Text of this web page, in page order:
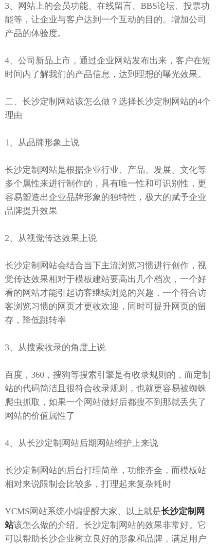
3、网站上的会员功能、在线留言、BBS论坛、投票功
能等，让企业与客户达到一个互动的目的。增加公司
产品的体验度。
4、公司新品上市，通过企业网站发布出来，客户在短
时间内了解我们的产品信息，达到理想的曝光效果。
二、长沙定制网站该怎么做？选择长沙定制网站的4个
理由
1、从品牌形象上说
长沙定制网站是根据企业行业、产品、发展、文化等
多个属性来进行制作的，具有唯一性和可识别性，更
容易塑造出企业品牌形象的独特性，极大的赋予企业
品牌提升效果
2、从视觉传达效果上说
长沙定制网站会结合当下主流浏览习惯进行创作，视
觉传达效果相对于模板建站要高出几个档次，一个好
看的网站才能引起访客继续浏览的兴趣，一个符合访
客浏览习惯的网页才更收欢迎，同时可提升网页的留
存，降低跳转率
3、从搜索收录的角度上说
百度，360，搜狗等搜索引擎是有收录规则的，而定制
站的代码简洁且很符合收录规则，也就更容易被蜘蛛
爬虫抓取，如果一个网站做好后都搜不到那就丢失了
网站的价值属性了
4、从长沙定制网站后期网站维护上来说
长沙定制网站的后台打理简单，功能齐全，而模板站
相对来说限制会比较多，打理起来复杂耗时
YCMS网站系统小编提醒大家、以上就是长沙定制网
站该怎么做的介绍。长沙定制网站的效果非常好。它
可以帮助长沙企业树立良好的形象和品牌，满足用户